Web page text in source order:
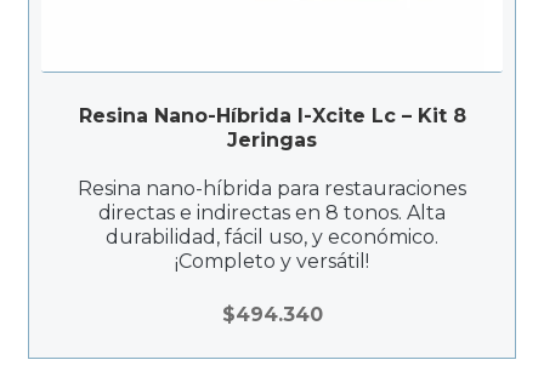
Resina Nano-Híbrida I-Xcite Lc – Kit 8
Jeringas
Resina nano-híbrida para restauraciones
directas e indirectas en 8 tonos. Alta
durabilidad, fácil uso, y económico.
¡Completo y versátil!
$494.340